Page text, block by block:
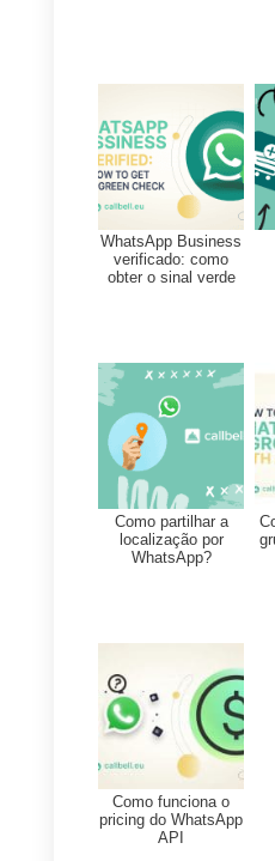
Web, ele vai
mensagens
senão, ele
a versão do
escaneando
aberta.
O nosso
os chats
widget da
das
Callbell vais
equipa
ou apoio ao
ocupará de